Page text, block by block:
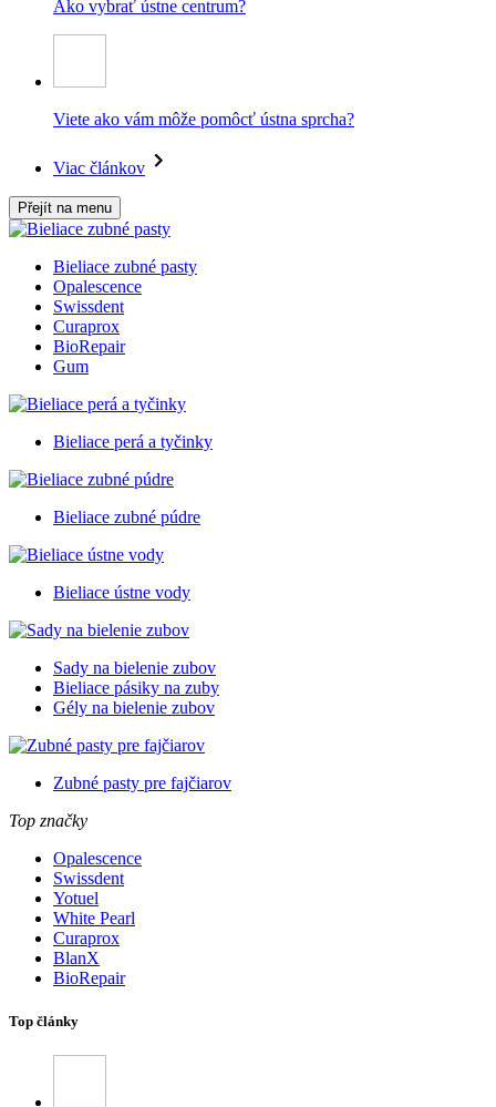
Ako vybrať ústne centrum?
Viete ako vám môže pomôcť ústna sprcha?
Viac článkov
Přejít na menu
Bieliace zubné pasty
Opalescence
Swissdent
Curaprox
BioRepair
Gum
Bieliace perá a tyčinky
Bieliace zubné púdre
Bieliace ústne vody
Sady na bielenie zubov
Bieliace pásiky na zuby
Gély na bielenie zubov
Zubné pasty pre fajčiarov
Top značky
Opalescence
Swissdent
Yotuel
White Pearl
Curaprox
BlanX
BioRepair
Top články